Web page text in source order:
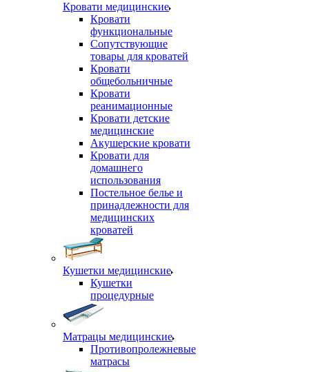
Кровати медицинские
Кровати
функциональные
Сопутствующие
товары для кроватей
Кровати
общебольничные
Кровати
реанимационные
Кровати детские
медицинские
Акушерские кровати
Кровати для
домашнего
использования
Постельное белье и
принадлежности для
медицинских
кроватей
Кушетки медицинские
Кушетки
процедурные
Матрацы медицинские
Противопролежневые
матрасы